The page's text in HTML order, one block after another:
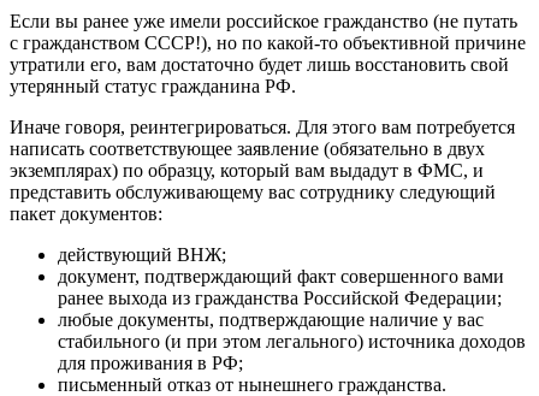
Если вы ранее уже имели российское гражданство (не путать
с гражданством СССР!), но по какой-то объективной причине
утратили его, вам достаточно будет лишь восстановить свой
утерянный статус гражданина РФ.
Иначе говоря, реинтегрироваться. Для этого вам потребуется
написать соответствующее заявление (обязательно в двух
экземплярах) по образцу, который вам выдадут в ФМС, и
представить обслуживающему вас сотруднику следующий
пакет документов:
действующий ВНЖ;
документ, подтверждающий факт совершенного вами
ранее выхода из гражданства Российской Федерации;
любые документы, подтверждающие наличие у вас
стабильного (и при этом легального) источника доходов
для проживания в РФ;
письменный отказ от нынешнего гражданства.